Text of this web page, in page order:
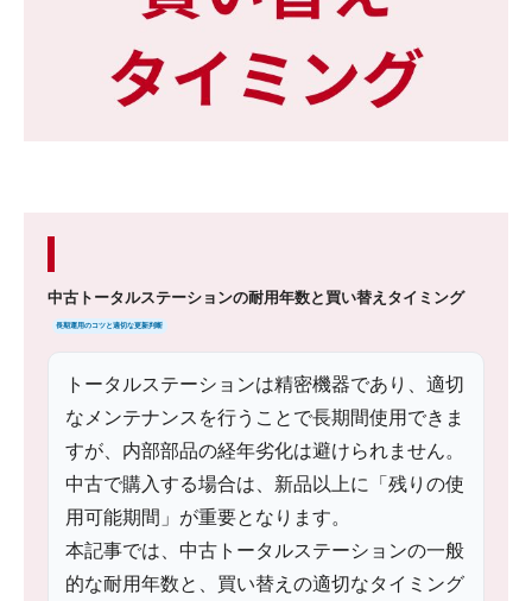
中古トータルステーションの耐用年数と買い替えタイミング
長期運用のコツと適切な更新判断
トータルステーションは精密機器であり、適切
なメンテナンスを行うことで長期間使用できま
すが、内部部品の経年劣化は避けられません。
中古で購入する場合は、新品以上に「残りの使
用可能期間」が重要となります。
本記事では、中古トータルステーションの一般
的な耐用年数と、買い替えの適切なタイミング